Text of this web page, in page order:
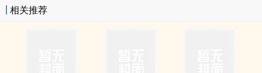
相关推荐